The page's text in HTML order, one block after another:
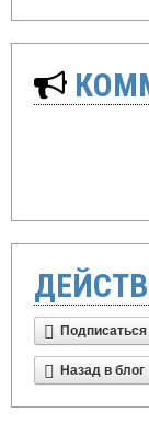
Подписаться
Назад в блог